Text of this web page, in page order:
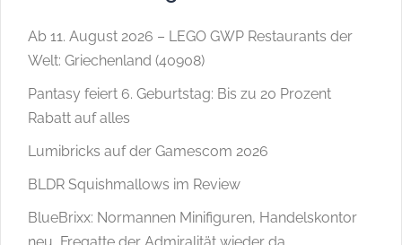
Ab 11. August 2026 – LEGO GWP Restaurants der
Welt: Griechenland (40908)
Pantasy feiert 6. Geburtstag: Bis zu 20 Prozent
Rabatt auf alles
Lumibricks auf der Gamescom 2026
BLDR Squishmallows im Review
BlueBrixx: Normannen Minifiguren, Handelskontor